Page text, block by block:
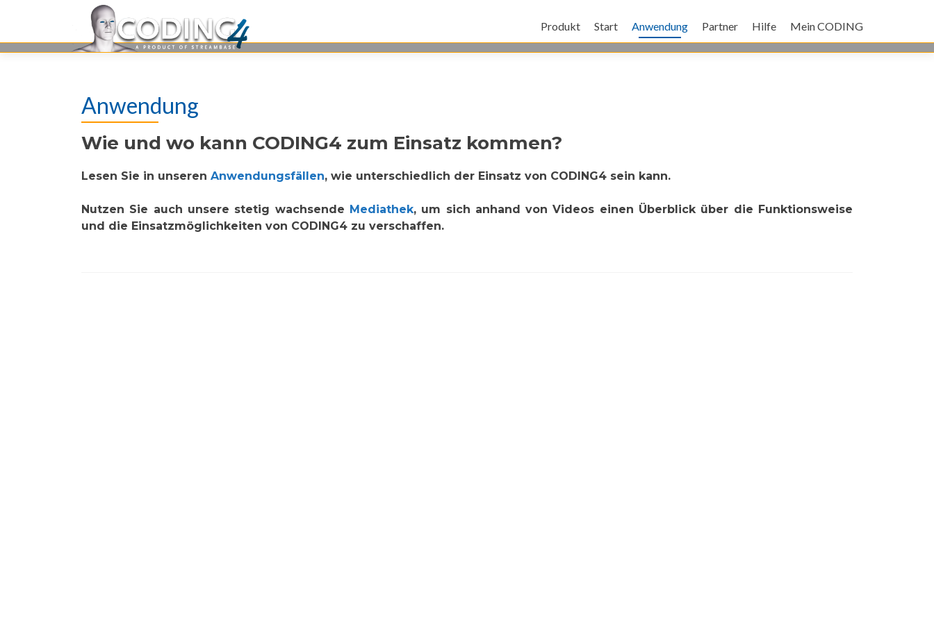
Produkt Start Anwendung Partner Hilfe Mein CODING
Anwendung
Wie und wo kann CODING4 zum Einsatz kommen?
Lesen Sie in unseren Anwendungsfällen, wie unterschiedlich der Einsatz von CODING4 sein kann.
Nutzen Sie auch unsere stetig wachsende Mediathek, um sich anhand von Videos einen Überblick über die Funktionsweise
und die Einsatzmöglichkeiten von CODING4 zu verschaffen.